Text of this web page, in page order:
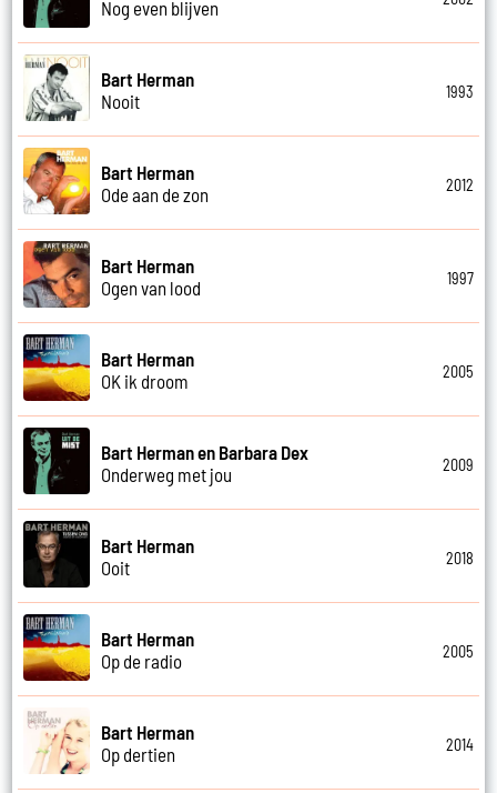
Nog even blijven
Bart Herman
Nooit
1993
Bart Herman
Ode aan de zon
2012
Bart Herman
Ogen van lood
1997
Bart Herman
OK ik droom
2005
Bart Herman en Barbara Dex
Onderweg met jou
2009
Bart Herman
Ooit
2018
Bart Herman
Op de radio
2005
Bart Herman
Op dertien
2014